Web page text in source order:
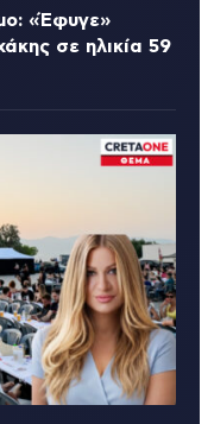
«Έφυγε»
σε ηλικία 59